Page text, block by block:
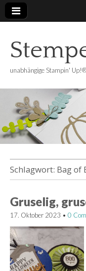
unabhängige Stampin'
Schlagwort: Bag of
Gruselig,
17. Oktober 2023 • 0